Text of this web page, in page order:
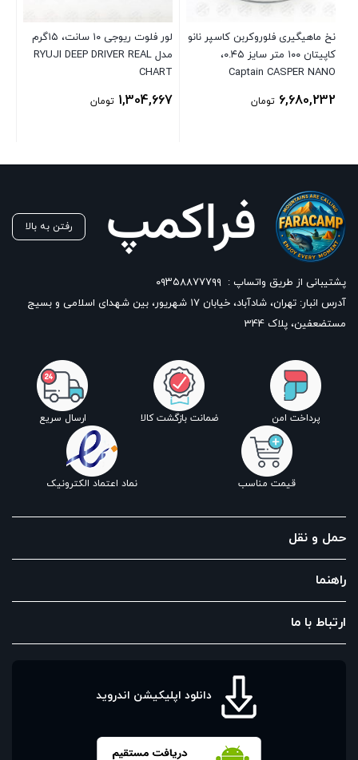
نخ ماهیگیری فلوروکربن کاسپر نانو
کاپیتان ۱۰۰ متر سایز ۰.۴۵،
Captain CASPER NANO
6,680,232 تومان
لور فلوت ریوجی ۱۰ سانت، ۱۵گرم
مدل RYUJI DEEP DRIVER REAL
CHART
1,304,667 تومان
رفتن به بالا
پشتیبانی از طریق واتساپ : ۰۹۳۵۸۸۷۷۷۹۹
آدرس انبار: تهران، شادآباد، خیابان ١٧ شهریور، بین شهدای اسلامی و بسیج
مستضعفین، پلاک 344
پرداخت امن ضمانت بازگشت کالا ارسال سریع
قیمت مناسب نماد اعتماد الکترونیک
حمل و نقل
راهنما
ارتباط با ما
دانلود اپلیکیشن اندروید